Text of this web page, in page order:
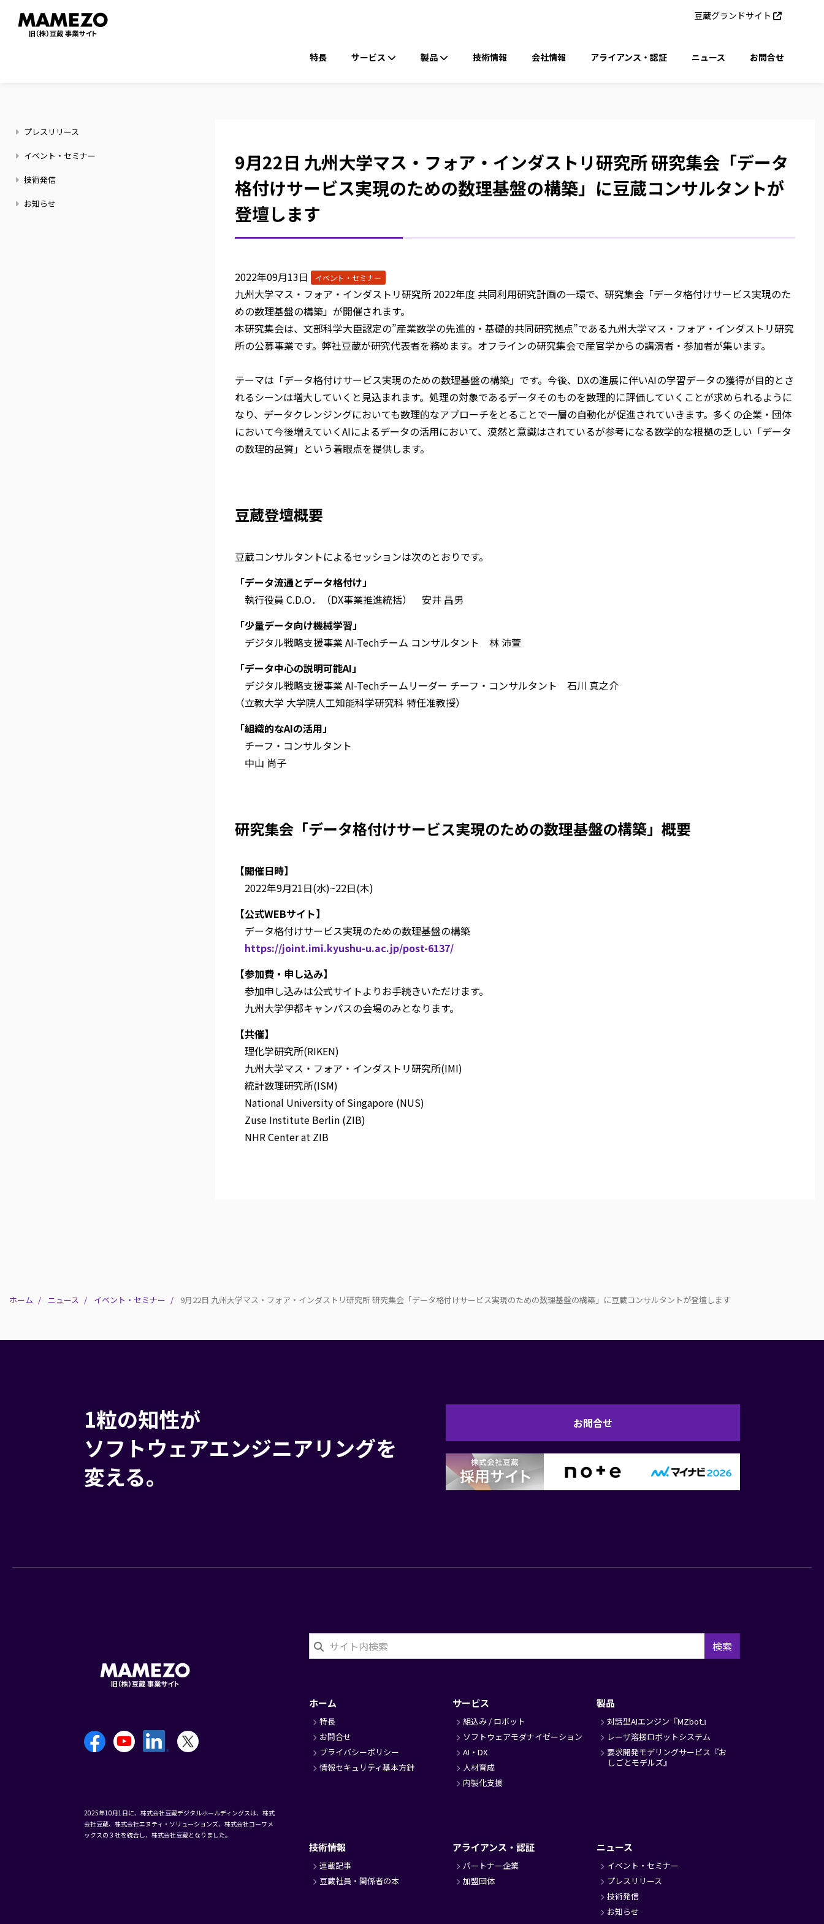
ー
豆蔵グランドサイト
シ
ョ
ン
特長 サービス 製品 技術情報 会社情報 アライアンス・認証 ニュース お問合せ
9月22日 九州大学マス・フォア・インダストリ研究所 研究集会「データ
格付けサービス実現のための数理基盤の構築」に豆蔵コンサルタントが
登壇します
2022年09月13日 イベント・セミナー
九州大学マス・フォア・インダストリ研究所 2022年度 共同利用研究計画の一環で、研究集会「データ格付けサービス実現のた
めの数理基盤の構築」が開催されます。
本研究集会は、文部科学大臣認定の”産業数学の先進的・基礎的共同研究拠点”である九州大学マス・フォア・インダストリ研究
所の公募事業です。弊社豆蔵が研究代表者を務めます。オフラインの研究集会で産官学からの講演者・参加者が集います。
テーマは「データ格付けサービス実現のための数理基盤の構築」です。今後、DXの進展に伴いAIの学習データの獲得が目的とさ
れるシーンは増大していくと見込まれます。処理の対象であるデータそのものを数理的に評価していくことが求められるように
なり、データクレンジングにおいても数理的なアプローチをとることで一層の自動化が促進されていきます。多くの企業・団体
において今後増えていくAIによるデータの活用において、漠然と意識はされているが参考になる数学的な根拠の乏しい「データ
の数理的品質」という着眼点を提供します。
豆蔵登壇概要
豆蔵コンサルタントによるセッションは次のとおりです。
「データ流通とデータ格付け」
執行役員 C.D.O．（DX事業推進統括） 安井 昌男
「少量データ向け機械学習」
デジタル戦略支援事業 AI-Techチーム コンサルタント 林 沛萱
「データ中心の説明可能AI」
デジタル戦略支援事業 AI-Techチームリーダー チーフ・コンサルタント 石川 真之介
（立教大学 大学院人工知能科学研究科 特任准教授）
「組織的なAIの活用」
チーフ・コンサルタント
中山 尚子
研究集会「データ格付けサービス実現のための数理基盤の構築」概要
【開催日時】
2022年9月21日(水)~22日(木)
【公式WEBサイト】
データ格付けサービス実現のための数理基盤の構築
https://joint.imi.kyushu-u.ac.jp/post-6137/
【参加費・申し込み】
参加申し込みは公式サイトよりお手続きいただけます。
九州大学伊都キャンパスの会場のみとなります。
【共催】
理化学研究所(RIKEN)
九州大学マス・フォア・インダストリ研究所(IMI)
統計数理研究所(ISM)
National University of Singapore (NUS)
Zuse Institute Berlin (ZIB)
NHR Center at ZIB
ニ
ー
ス
プレスリリース
イベント・セミナー
技術発信
お知らせ
ホーム ニュース イベント・セミナー 9月22日 九州大学マス・フォア・インダストリ研究所 研究集会「データ格付けサービス実現のための数理基盤の構築」に豆蔵コンサルタントが登壇します
1粒の知性が
ソフトウェアエンジニアリングを
変える。
問
合
お問合せ
検索
タ
ー
ホーム
特長
お問合せ
プライバシーポリシー
情報セキュリティ基本方針
サービス
組込み / ロボット
ソフトウェアモダナイゼーション
AI・DX
人材育成
内製化支援
製品
対話型AIエンジン『MZbot』
レーザ溶接ロボットシステム
要求開発モデリングサービス『お
しごとモデルズ』
技術情報
連載記事
豆蔵社員・関係者の本
アライアンス・認証
パートナー企業
加盟団体
ニュース
イベント・セミナー
プレスリリース
技術発信
お知らせ
2025年10月1日に、株式会社豆蔵デジタルホールディングスは、株式
会社豆蔵、株式会社エヌティ・ソリューションズ、株式会社コーワメ
ックスの３社を統合し、株式会社豆蔵となりました。